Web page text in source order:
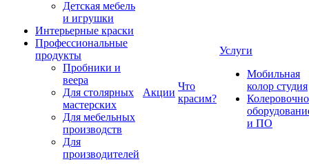
Детская мебель
и игрушки
Интерьерные краски
Профессиональные
продукты
Пробники и
веера
Для столярных
мастерских
Для мебельных
производств
Для
производителей
Акции
Что
красим?
Услуги
Мобильная
колор студия
и ПО